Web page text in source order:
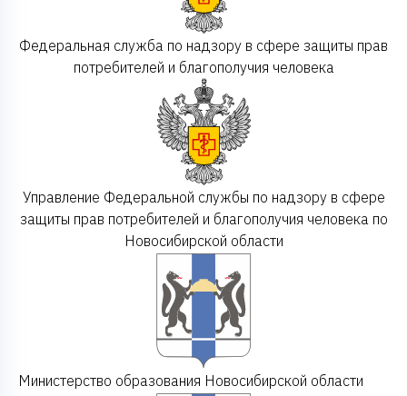
Федеральная служба по надзору в сфере защиты прав
потребителей и благополучия человека
Управление Федеральной службы по надзору в сфере
защиты прав потребителей и благополучия человека по
Новосибирской области
Министерство образования Новосибирской области